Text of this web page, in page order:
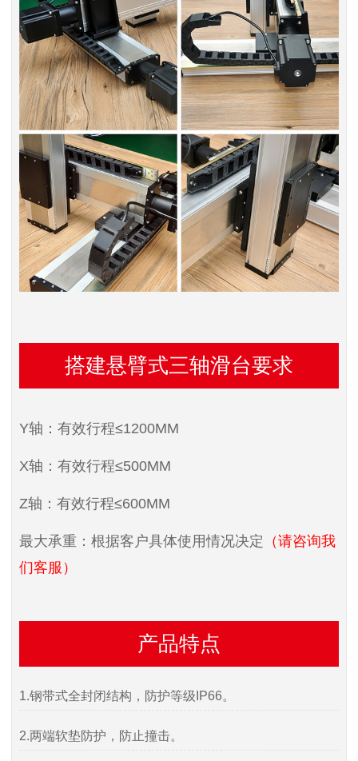
搭建悬臂式三轴滑台要求
Y轴：有效行程≤1200MM
X轴：有效行程≤500MM
Z轴：有效行程≤600MM
最大承重：根据客户具体使用情况决定 （请咨询我
们客服）
产品特点
1.钢带式全封闭结构，防护等级IP66。
2.两端软垫防护，防止撞击。